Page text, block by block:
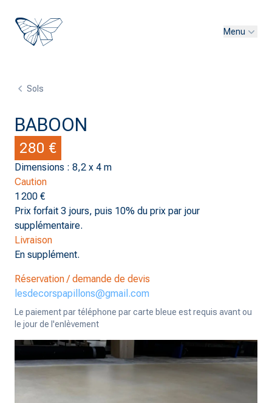
Menu
Sols
BABOON
280 €
Dimensions : 8,2 x 4 m
Caution
1 200 €
Prix forfait 3 jours, puis 10% du prix par jour
supplémentaire.
Livraison
En supplément.
Réservation / demande de devis
lesdecorspapillons@gmail.com
Le paiement par téléphone par carte bleue est requis avant ou
le jour de l'enlèvement